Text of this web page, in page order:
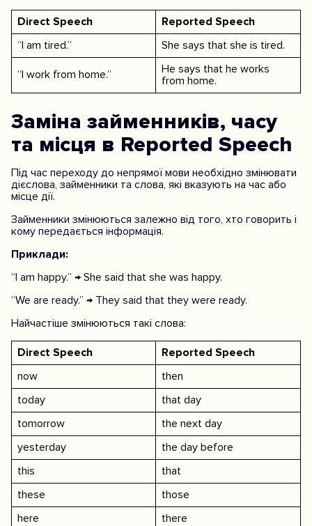
Direct Speech
Reported Speech
“I am tired.”
She says that she is tired.
“I work from home.”
He says that he works
from home.
Заміна займенників, часу
та місця в Reported Speech
Під час переходу до непрямої мови необхідно змінювати
дієслова, займенники та слова, які вказують на час або
місце дії.
Займенники змінюються залежно від того, хто говорить і
кому передається інформація.
Приклади:
“I am happy.” → She said that she was happy.
“We are ready.” → They said that they were ready.
Найчастіше змінюються такі слова:
Direct Speech
Reported Speech
now
then
today
that day
tomorrow
the next day
yesterday
the day before
this
that
these
those
here
there